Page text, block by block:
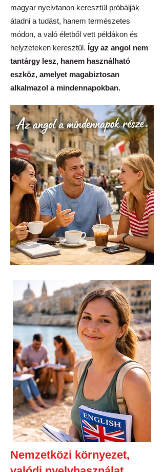
magyar nyelvtanon keresztül próbálják
átadni a tudást, hanem természetes
módon, a való életből vett példákon és
helyzeteken keresztül. Így az angol nem
tantárgy lesz, hanem használható
eszköz, amelyet magabiztosan
alkalmazol a mindennapokban.
Nemzetközi környezet,